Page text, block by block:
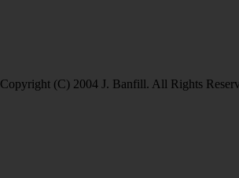
Copyright (C) 2004 J. Banfill. All Rights